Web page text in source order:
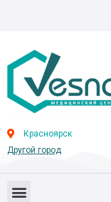
Красноярск
Другой город